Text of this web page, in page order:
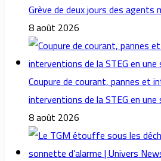
Grève de deux jours des agents
8 août 2026
Coupure de courant, pannes et
interventions de la STEG en une
8 août 2026